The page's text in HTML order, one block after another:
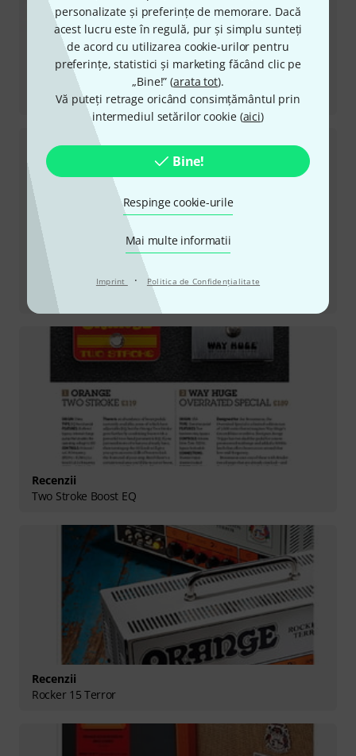
personalizate și preferințe de memorare. Dacă
acest lucru este în regulă, pur și simplu sunteți
de acord cu utilizarea cookie-urilor pentru
preferințe, statistici și marketing făcând clic pe
„Bine!” (arata tot).
Vă puteți retrage oricând consimțământul prin
intermediul setărilor cookie (aici)
Bine!
Respinge cookie-urile
Mai multe informatii
Imprint · Politica de Confidenţialitate
Getaway Driver
Recenzii
Two Stroke Boost EQ
Recenzii
Rocker 15 Terror